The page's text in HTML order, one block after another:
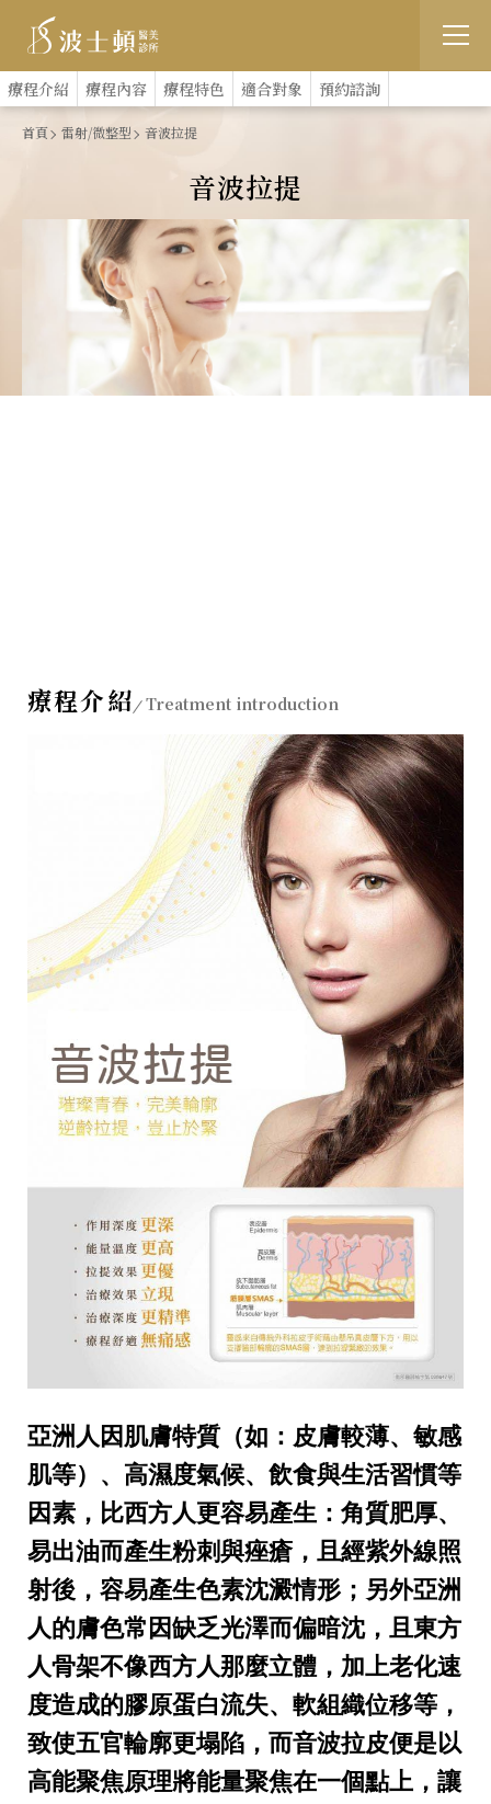
跳
:::
療程介紹 療程內容 療程特色 適合對象 預約諮詢
首頁 雷射/微整型 音波拉提
音波拉提
療程介紹 Treatment introduction
亞洲人因肌膚特質（如：皮膚較薄、敏感
肌等）、高濕度氣候、飲食與生活習慣等
因素，比西方人更容易產生：角質肥厚、
易出油而產生粉刺與痤瘡，且經紫外線照
射後，容易產生色素沈澱情形；另外亞洲
人的膚色常因缺乏光澤而偏暗沈，且東方
人骨架不像西方人那麼立體，加上老化速
度造成的膠原蛋白流失、軟組織位移等，
致使五官輪廓更塌陷，而音波拉皮便是以
高能聚焦原理將能量聚焦在一個點上，讓